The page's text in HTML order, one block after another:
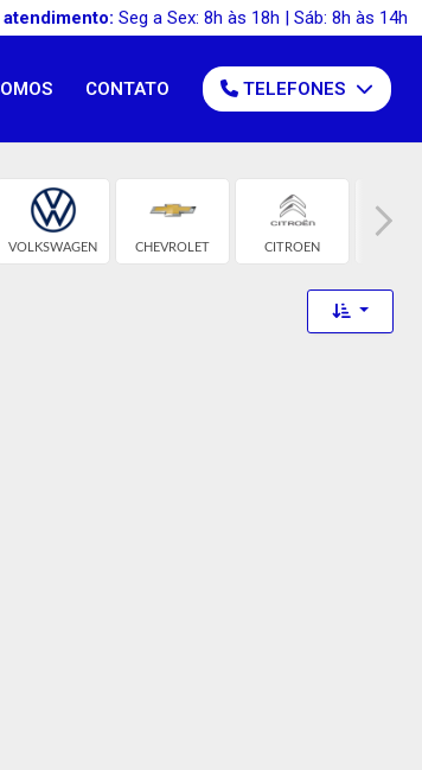
Seg a Sex: 8h às 18h | Sáb: 8h às 14h
CONTATO TELEFONES
VOLKSWAGEN CHEVROLET CITROEN
Toggle